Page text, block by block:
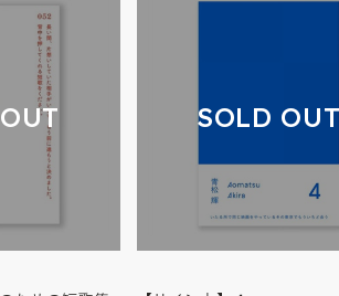
SOLD